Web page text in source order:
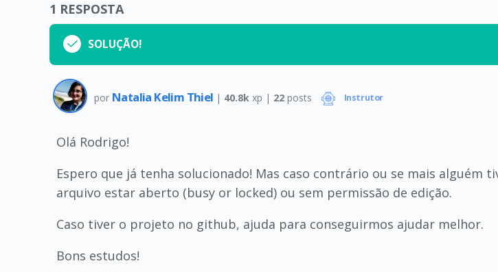
1 RESPOSTA
SOLUÇÃO!
por Natalia Kelim Thiel | 40.8k xp | 22 posts Instrutor
Olá Rodrigo!
Espero que já tenha solucionado! Mas caso contrário ou se mais alguém
arquivo estar aberto (busy or locked) ou sem permissão de edição.
Caso tiver o projeto no github, ajuda para conseguirmos ajudar melhor.
Bons estudos!